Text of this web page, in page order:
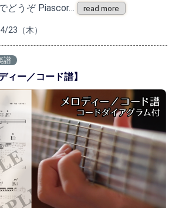
どうぞ Piascor…
read more
23（木）
譜
ィー／コード譜】